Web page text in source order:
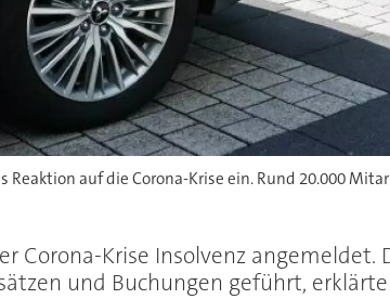
auf die Corona-Krise ein. Rund 20.000
Corona-Krise Insolvenz angemeldet.
und Buchungen geführt,